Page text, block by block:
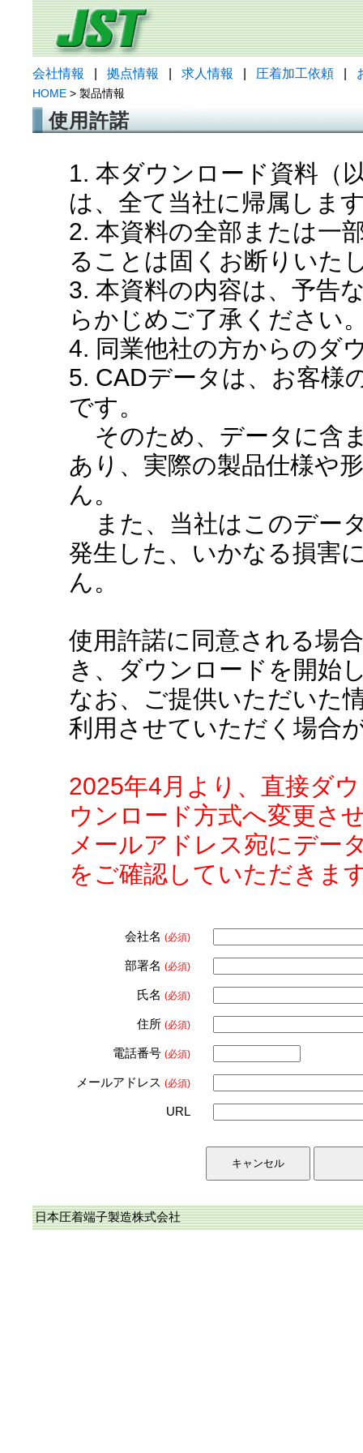
会社情報 拠点情報 求人情報 圧着加工依頼
HOME > 製品情報
使用許諾
1. 本ダウンロード資料（
は、全て当社に帰属しま
2. 本資料の全部または一
ることは固くお断りいた
3. 本資料の内容は、予告
らかじめご了承ください
4. 同業他社の方からのダ
5. CADデータは、お客様
です。
そのため、データに含
あり、実際の製品仕様や
ん。
また、当社はこのデー
発生した、いかなる損害
ん。
使用許諾に同意される場
き、ダウンロードを開始
なお、ご提供いただいた
利用させていただく場合
2025年4月より、直接ダ
ウンロード方式へ変更さ
メールアドレス宛にデー
をご確認していただきま
会社名 (必須)
部署名 (必須)
氏名 (必須)
住所 (必須)
電話番号 (必須)
メールアドレス (必須)
URL
日本圧着端子製造株式会社